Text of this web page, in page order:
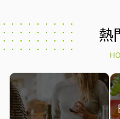
熱